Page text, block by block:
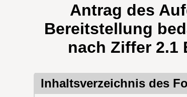
Antrag des
Bereitstellung
nach Ziffer 2.1
Inhaltsverzeichnis des